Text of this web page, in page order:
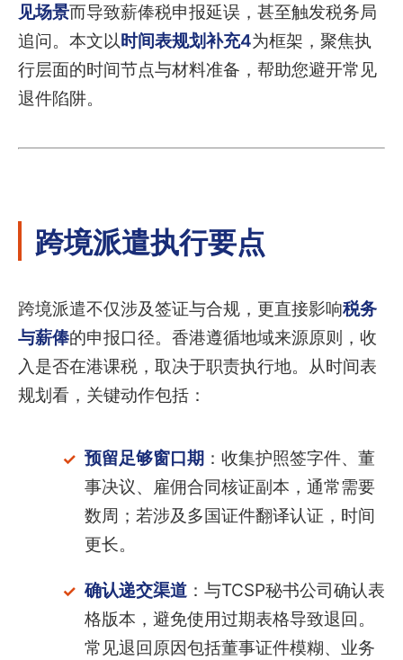
见场景而导致薪俸税申报延误，甚至触发税务局
追问。本文以时间表规划补充4为框架，聚焦执
行层面的时间节点与材料准备，帮助您避开常见
退件陷阱。
跨境派遣执行要点
跨境派遣不仅涉及签证与合规，更直接影响税务
与薪俸的申报口径。香港遵循地域来源原则，收
入是否在港课税，取决于职责执行地。从时间表
规划看，关键动作包括：
预留足够窗口期 ：收集护照签字件、董
事决议、雇佣合同核证副本，通常需要
数周；若涉及多国证件翻译认证，时间
更长。
确认递交渠道：与TCSP秘书公司确认表
格版本，避免使用过期表格导致退回。
常见退回原因包括董事证件模糊、业务